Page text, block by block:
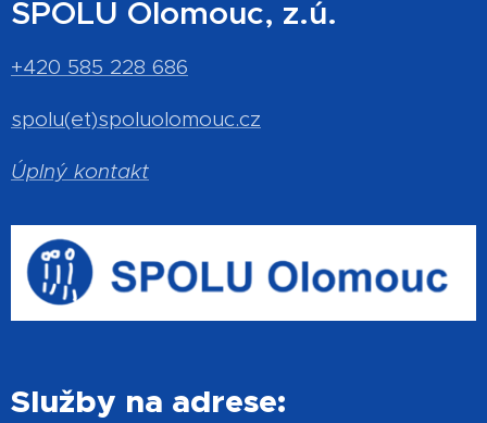
SPOLU Olomouc, z.ú.
+420 585 228 686
spolu(et)spoluolomouc.cz
Úplný kontakt
Služby na adrese: